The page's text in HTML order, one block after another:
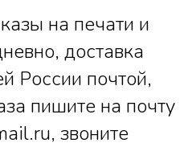
на печати и
доставка
России почтой,
пишите на почту
звоните